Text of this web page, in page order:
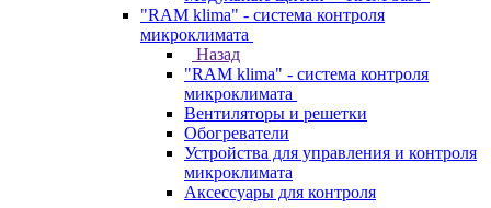
"RAM klima" - система контроля
микроклимата
Назад
"RAM klima" - система контроля
микроклимата
Вентиляторы и решетки
Обогреватели
Устройства для управления и контроля
микроклимата
Аксессуары для контроля